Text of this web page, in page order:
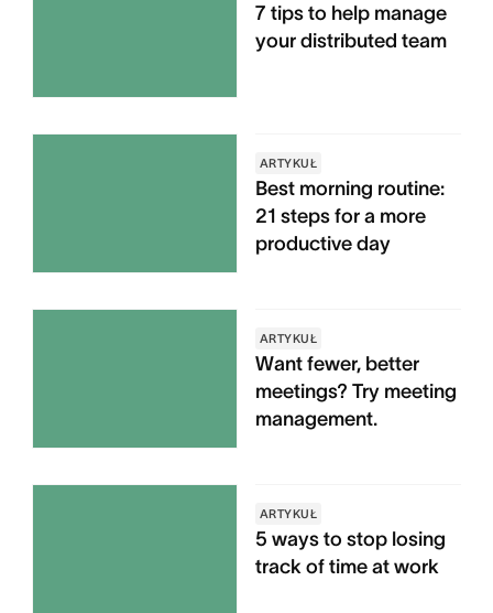
7 tips to help manage
your distributed team
ARTYKUŁ
Best morning routine:
21 steps for a more
productive day
ARTYKUŁ
Want fewer, better
meetings? Try meeting
management.
ARTYKUŁ
5 ways to stop losing
track of time at work